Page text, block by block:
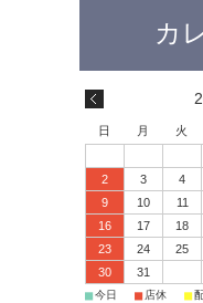
日 月 火
2
3 4
9
10 11
16
17 18
23
24 25
30
31
■今日 ■ 店休 ■